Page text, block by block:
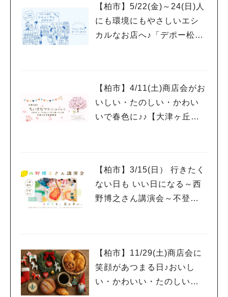
【柏市】5/22(金)～24(日)人
にも環境にもやさしいエシ
カルなお店へ♪「デポー松葉
【柏市】4/11(土)商店会がお
いしい・たのしい・かわい
いで春色に♪♪【大津ヶ丘の
【柏市】3/15(日） 行きたく
ない日も いい日になる～西
野博之さん講演会～不登校
【柏市】11/29(土)商店会に
笑顔があつまる日♪おいし
い・かわいい・たのしいが